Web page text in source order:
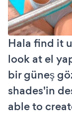
Hala find it
look at el
bir güneş
shades'in
able to